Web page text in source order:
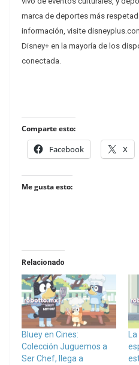
marca de deportes más
información, visite
Disney+ en la mayoría de los
conectada.
Comparte esto:
Facebook X
Me gusta esto:
Relacionado
Bluey en Cines:
Colección Juguemos a
Ser Chef, llega a